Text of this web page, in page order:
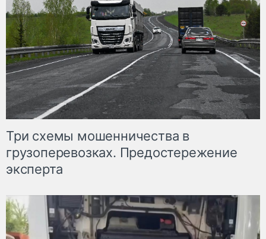
Три схемы мошенничества в
грузоперевозках. Предостережение
эксперта